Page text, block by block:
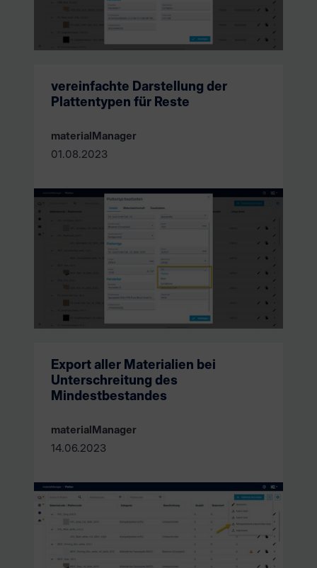
vereinfachte Darstellung der
Plattentypen für Reste
materialManager
01.08.2023
Export aller Materialien bei
Unterschreitung des
Mindestbestandes
materialManager
14.06.2023